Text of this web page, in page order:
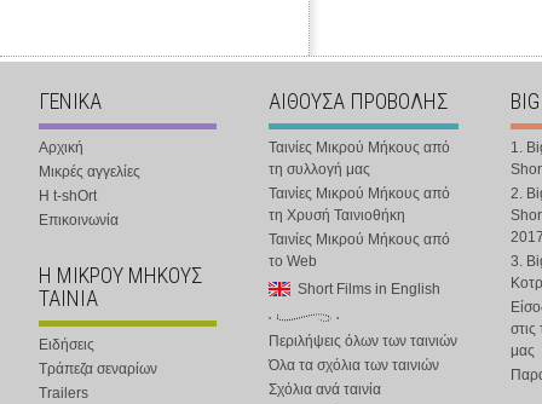
ΓΕΝΙΚΑ
Αρχική
Μικρές αγγελίες
Η t-shOrt
Επικοινωνία
Η ΜΙΚΡΟΥ ΜΗΚΟΥΣ
ΤΑΙΝΙΑ
Ειδήσεις
Τράπεζα σεναρίων
Trailers
ΑΙΘΟΥΣΑ ΠΡΟΒΟΛΗΣ
Ταινίες Μικρού Μήκους από
τη συλλογή μας
Ταινίες Μικρού Μήκους από
τη Χρυσή Ταινιοθήκη
Ταινίες Μικρού Μήκους από
το Web
Short Films in English
Περιλήψεις όλων των ταινιών
Όλα τα σχόλια των ταινιών
Σχόλια ανά ταινία
1.
2.
3.
στις
μας